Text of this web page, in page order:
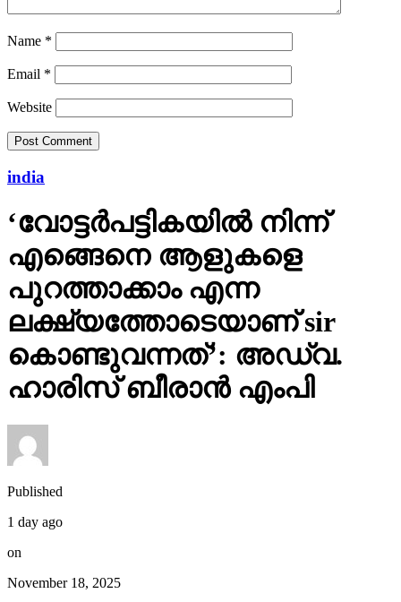
Name *
Email *
Website
india
‘വോട്ടര്‍പട്ടികയില്‍ നിന്ന്
എങ്ങെനെ ആളുകളെ
പുറത്താക്കാം എന്ന
ലക്ഷ്യത്തോടെയാണ് sir
കൊണ്ടുവന്നത്’: അഡ്വ.
ഹാരിസ് ബീരാൻ എംപി
Published
1 day ago
on
November 18, 2025